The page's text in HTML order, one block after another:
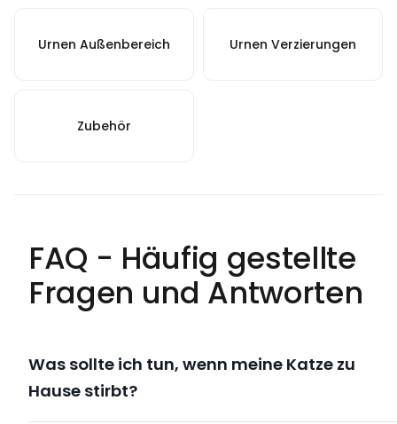
Urnen Außenbereich Urnen Verzierungen
Zubehör
FAQ - Häufig gestellte
Fragen und Antworten
Was sollte ich tun, wenn meine Katze zu
Hause stirbt?